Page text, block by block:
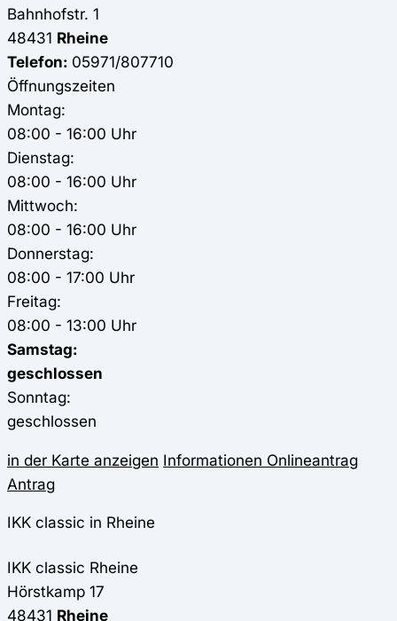
Bahnhofstr. 1
48431 Rheine
Telefon: 05971/807710
Öffnungszeiten
Montag:
08:00 - 16:00 Uhr
Dienstag:
08:00 - 16:00 Uhr
Mittwoch:
08:00 - 16:00 Uhr
Donnerstag:
08:00 - 17:00 Uhr
Freitag:
08:00 - 13:00 Uhr
Samstag:
geschlossen
Sonntag:
geschlossen
in der Karte anzeigen Informationen Onlineantrag
Antrag
IKK classic in Rheine
IKK classic Rheine
Hörstkamp 17
48431 Rheine